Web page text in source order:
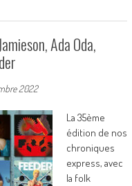
Ada Oda,
2022
La 35ème
édition de nos
chroniques
express, avec
la folk